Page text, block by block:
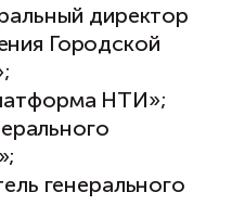
директор
Городской
НТИ»;
генерального